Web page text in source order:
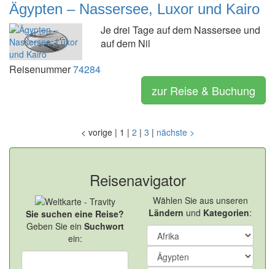
Ägypten – Nassersee, Luxor und Kairo
Je drei Tage auf dem Nassersee und
auf dem Nil
Reisenummer74284
zur Reise & Buchung
< vorige | 1 | 2 | 3 | nächste >
Reisenavigator
Sie suchen eine Reise?
Geben Sie ein Suchwort
ein:
Wählen Sie aus unseren
Ländern und Kategorien: